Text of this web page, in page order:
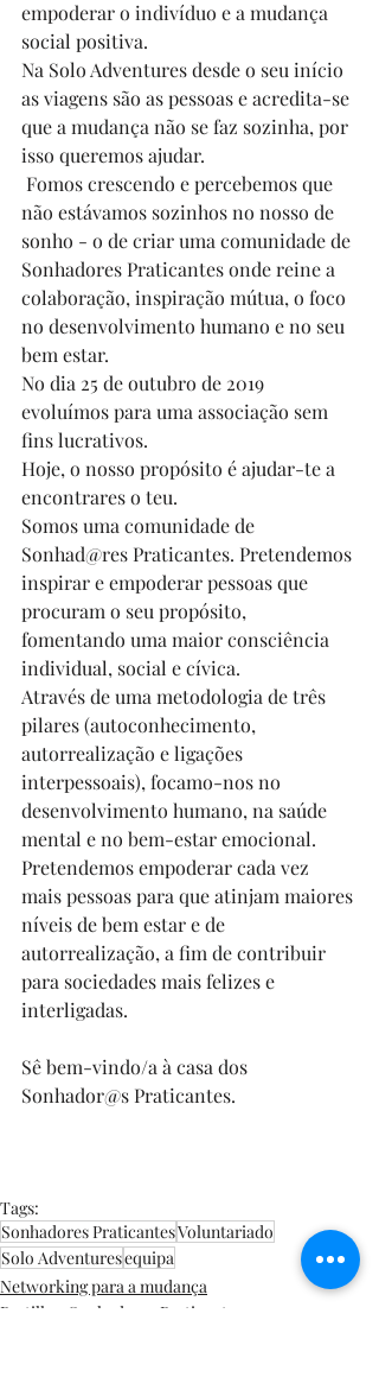
empoderar o indivíduo e a mudança
social positiva.
Na Solo Adventures desde o seu início
as viagens são as pessoas e acredita-se
que a mudança não se faz sozinha, por
isso queremos ajudar.
não estávamos sozinhos no nosso de
sonho - o de criar uma comunidade de
Sonhadores Praticantes onde reine a
colaboração, inspiração mútua, o foco
no desenvolvimento humano e no seu
bem estar.
No dia 25 de outubro de 2019
evoluímos para uma associação sem
fins lucrativos.
Hoje, o nosso propósito é ajudar-te a
encontrares o teu.
Somos uma comunidade de
Sonhad@res Praticantes. Pretendemos
inspirar e empoderar pessoas que
procuram o seu propósito,
fomentando uma maior consciência
individual, social e cívica.
Através de uma metodologia de três
pilares (autoconhecimento,
autorrealização e ligações
interpessoais), focamo-nos no
desenvolvimento humano, na saúde
mental e no bem-estar emocional.
Pretendemos empoderar cada vez
mais pessoas para que atinjam maiores
níveis de bem estar e de
autorrealização, a fim de contribuir
para sociedades mais felizes e
interligadas.
Sê bem-vindo/a à casa dos
Sonhador@s Praticantes.
Tags:
Sonhadores PraticantesVoluntariado
Solo Adventuresequipa
Networking para a mudança
Partilhas Sonhadores Praticantes